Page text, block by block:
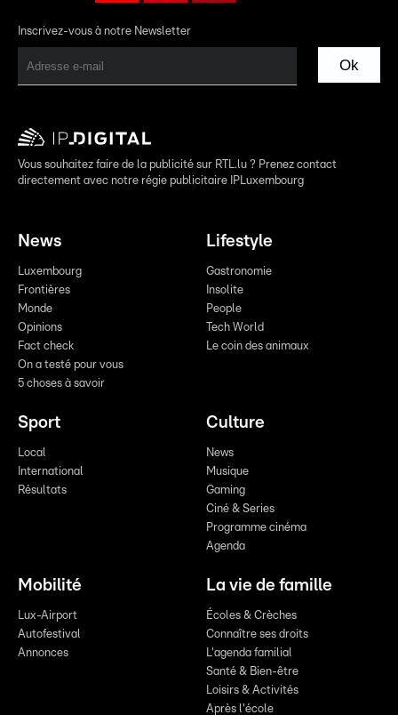
Inscrivez-vous à notre Newsletter
Ok
Vous souhaitez faire de la publicité sur RTL.lu ? Prenez contact
directement avec notre régie publicitaire IPLuxembourg
News
Luxembourg
Frontières
Monde
Opinions
Fact check
On a testé pour vous
5 choses à savoir
Lifestyle
Gastronomie
Insolite
People
Tech World
Le coin des animaux
Sport
Local
International
Résultats
Culture
News
Musique
Gaming
Ciné & Series
Programme cinéma
Agenda
Mobilité
Lux-Airport
Autofestival
Annonces
La vie de famille
Écoles & Crèches
Connaître ses droits
L'agenda familial
Santé & Bien-être
Loisirs & Activités
Après l'école